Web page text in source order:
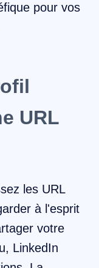
pour vos
URL
les URL
à l'esprit
votre
LinkedIn